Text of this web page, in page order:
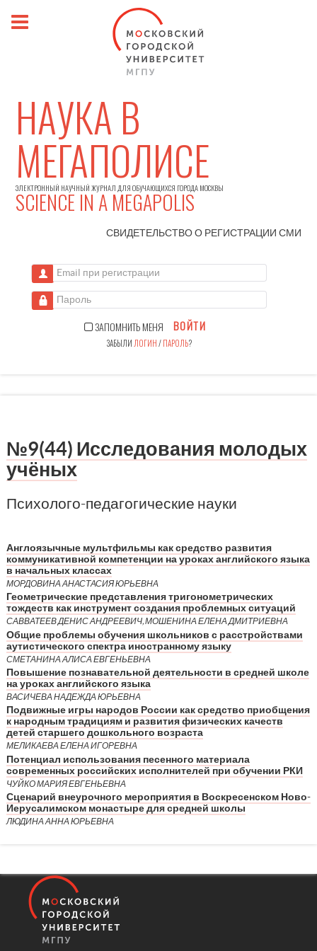
НАУКА В
МЕГАПОЛИСЕ
ЭЛЕКТРОННЫЙ НАУЧНЫЙ ЖУРНАЛ ДЛЯ ОБУЧАЮЩИХСЯ ГОРОДА МОСКВЫ
SCIENCE IN A MEGAPOLIS
СВИДЕТЕЛЬСТВО О РЕГИСТРАЦИИСМИ
Email при регистрации
Пароль
ЗАПОМНИТЬ МЕНЯ ВОЙТИ
ЗАБЫЛИ ЛОГИН/ПАРОЛЬ?
№9(44) Исследования молодых
учёных
Психолого-педагогические науки
Англоязычные мультфильмы как средство развития
коммуникативной компетенции на уроках английского языка
в начальных классах
МОРДОВИНА АНАСТАСИЯ ЮРЬЕВНА
Геометрические представления тригонометрических
тождеств как инструмент создания проблемных ситуаций
САВВАТЕЕВ ДЕНИС АНДРЕЕВИЧ, МОШЕНИНА ЕЛЕНА ДМИТРИЕВНА
Общие проблемы обучения школьников с расстройствами
аутистического спектра иностранному языку
СМЕТАНИНА АЛИСА ЕВГЕНЬЕВНА
Повышение познавательной деятельности в средней школе
на уроках английского языка
ВАСИЧЕВА НАДЕЖДА ЮРЬЕВНА
Подвижные игры народов России как средство приобщения
к народным традициям и развития физических качеств
детей старшего дошкольного возраста
МЕЛИКАЕВА ЕЛЕНА ИГОРЕВНА
Потенциал использования песенного материала
современных российских исполнителей при обучении РКИ
ЧУЙКО МАРИЯ ЕВГЕНЬЕВНА
Сценарий внеурочного мероприятия в Воскресенском Ново-
Иерусалимском монастыре для средней школы
ЛЮДИНА АННА ЮРЬЕВНА